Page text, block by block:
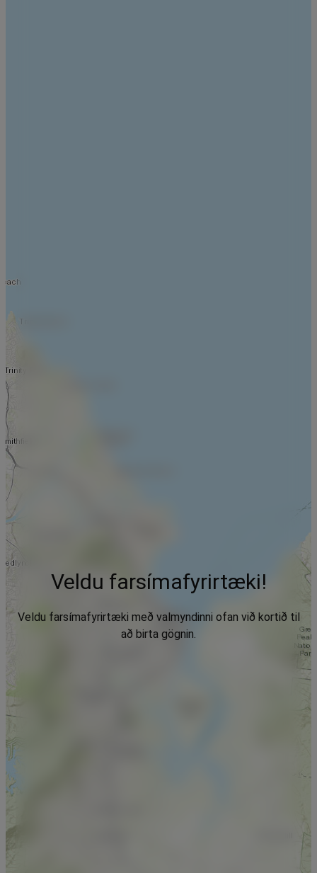
Veldu farsímafyrirtæki!
Veldu farsímafyrirtæki með valmyndinni ofan við kortið til
að birta gögnin.